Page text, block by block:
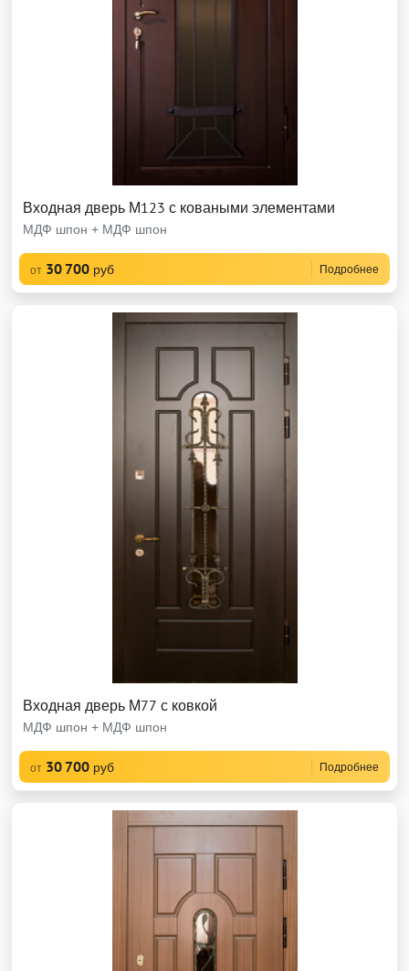
Входная дверь М123 с коваными элементами
МДФ шпон + МДФ шпон
от 30 700 руб Подробнее
Входная дверь М77 с ковкой
МДФ шпон + МДФ шпон
от 30 700 руб Подробнее